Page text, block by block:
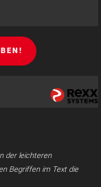
der leichteren
Begriffen im Text die